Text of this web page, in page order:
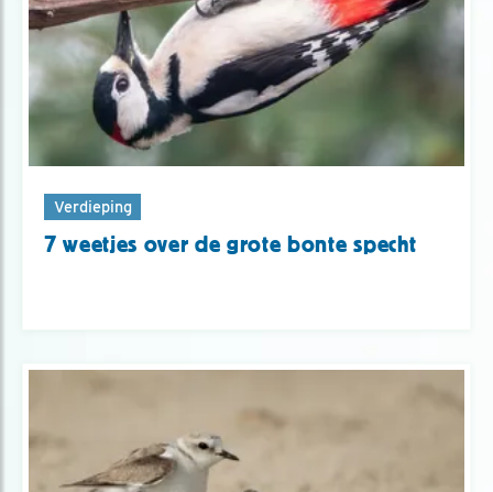
Verdieping
7 weetjes over de grote bonte specht